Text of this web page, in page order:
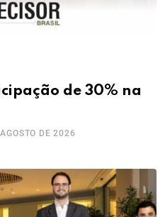
de 30% na
DE 2026